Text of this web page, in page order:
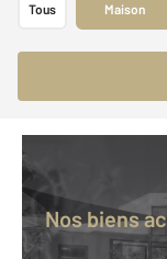
Tous Maison
Nos biens actuels ne correspondent pas à